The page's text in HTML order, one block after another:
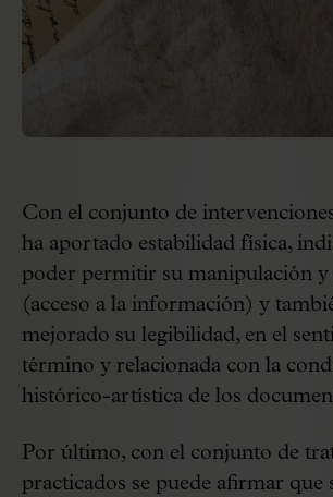
Con el conjunto de
ha aportado estabilidad física,
poder permitir su manipulación y
(acceso a la información) y
mejorado su legibilidad, en el
término y relacionada con la
histórico-artística de los
Por último, con el conjunto de
practicados se puede afirmar que